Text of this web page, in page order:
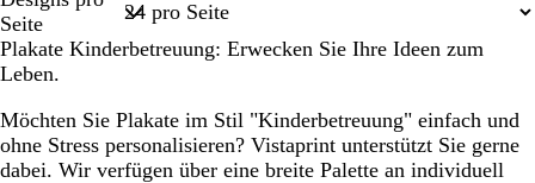
Seite
Plakate Kinderbetreuung: Erwecken Sie Ihre Ideen zum
Leben.
Möchten Sie Plakate im Stil "Kinderbetreuung" einfach und
ohne Stress personalisieren? Vistaprint unterstützt Sie gerne
dabei. Wir verfügen über eine breite Palette an individuell